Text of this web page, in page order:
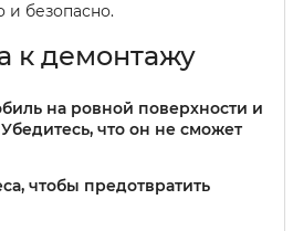
и безопасно.
к демонтажу
на ровной поверхности и
что он не сможет
чтобы предотвратить